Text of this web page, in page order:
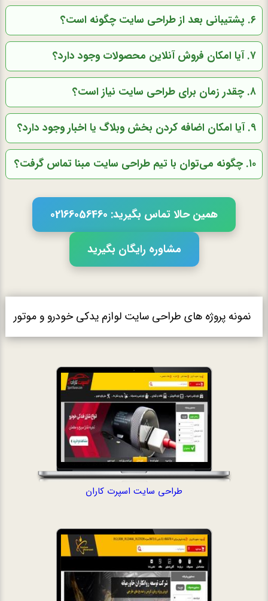
۶. پشتیبانی بعد از طراحی سایت چگونه است؟
۷. آیا امکان فروش آنلاین محصولات وجود دارد؟
۸. چقدر زمان برای طراحی سایت نیاز است؟
۹. آیا امکان اضافه کردن بخش وبلاگ یا اخبار وجود دارد؟
۱۰. چگونه می‌توان با تیم طراحی سایت مبنا تماس گرفت؟
همین حالا تماس بگیرید: 02166056460
مشاوره رایگان بگیرید
نمونه پروژه های طراحی سایت لوازم یدکی خودرو و موتور
طراحی سایت اسپرت کاران